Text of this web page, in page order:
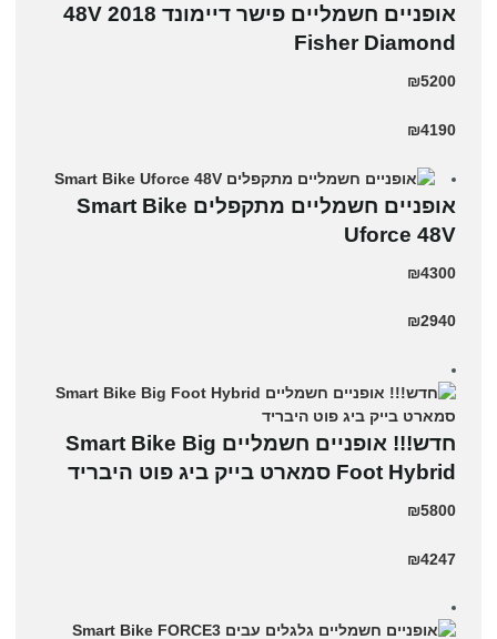
אופניים חשמליים פישר דיימונד 2018 48V
Fisher Diamond
₪5200
₪4190
אופניים חשמליים מתקפלים Smart Bike
Uforce 48V
₪4300
₪2940
חדש!!! אופניים חשמליים Smart Bike Big
Foot Hybrid סמארט בייק ביג פוט היבריד
₪5800
₪4247